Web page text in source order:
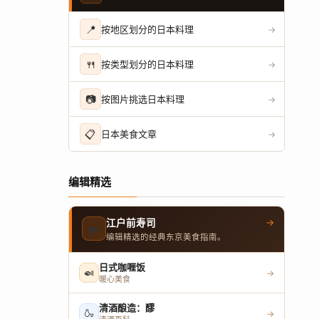
📍 按地区划分的日本料理 →
🍴 按类型划分的日本料理 →
📷 按图片挑选日本料理 →
📋 日本美食文章 →
编辑精选
🍣 江户前寿司
编辑精选的经典东京美食指南。
→
🍛 日式咖喱饭
暖心美食
→
🍶 清酒酿造：醪 →